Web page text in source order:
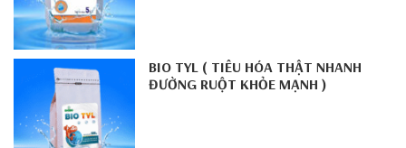
BIO TYL ( TIÊU HÓA THẬT NHANH
ĐƯỜNG RUỘT KHỎE MẠNH )